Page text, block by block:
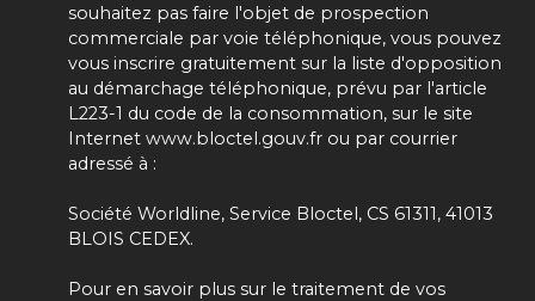
souhaitez pas faire l'objet de prospection
commerciale par voie téléphonique, vous pouvez
vous inscrire gratuitement sur la liste d'opposition
au démarchage téléphonique, prévu par l'article
L223-1 du code de la consommation, sur le site
Internet www.bloctel.gouv.fr ou par courrier
adressé à :
Société Worldline, Service Bloctel, CS 61311, 41013
BLOIS CEDEX.
Pour en savoir plus sur le traitement de vos